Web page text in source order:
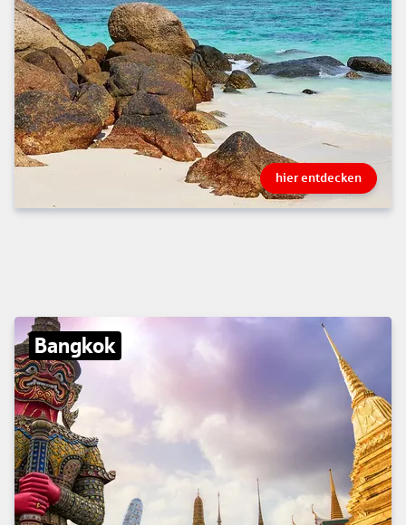
hier entdecken
Bangkok